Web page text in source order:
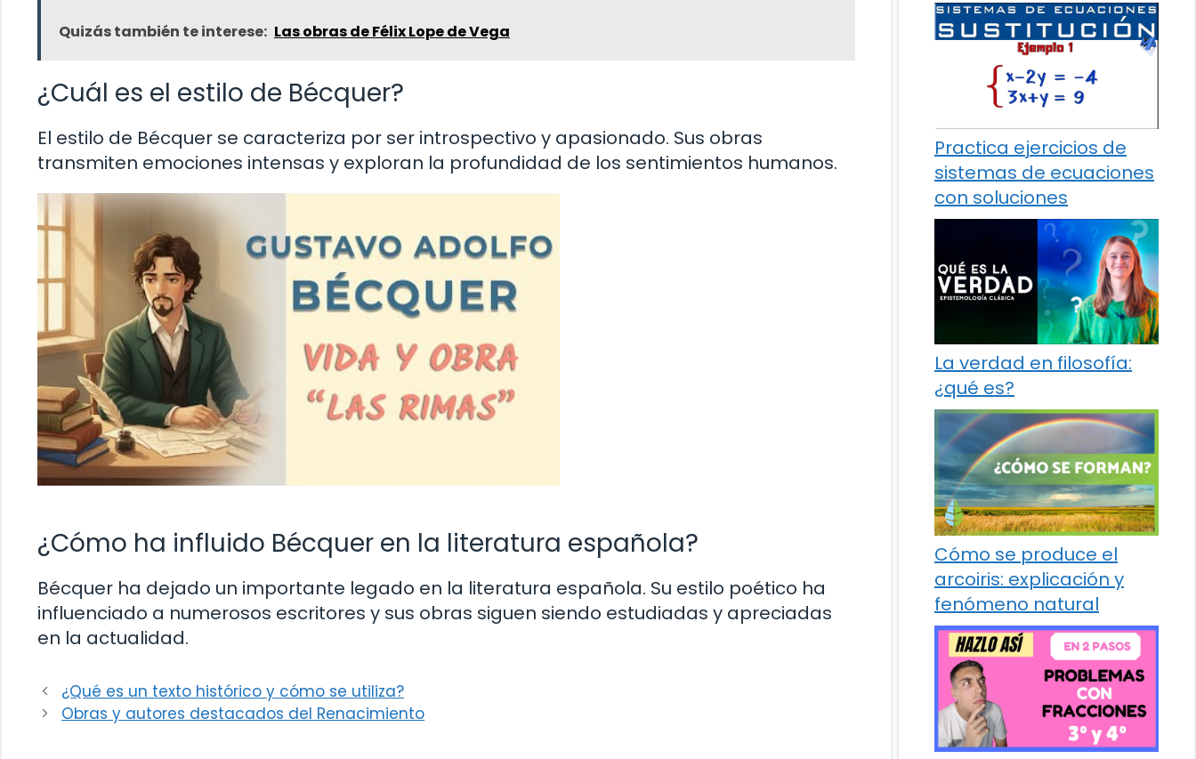
Quizás también te interese: Las obras de Félix Lope de Vega
¿Cuál es el estilo de Bécquer?
El estilo de Bécquer se caracteriza por ser introspectivo y apasionado. Sus obras
transmiten emociones intensas y exploran la profundidad de los sentimientos humanos.
¿Cómo ha influido Bécquer en la literatura española?
Bécquer ha dejado un importante legado en la literatura española. Su estilo poético ha
influenciado a numerosos escritores y sus obras siguen siendo estudiadas y apreciadas
en la actualidad.
¿Qué es un texto histórico y cómo se utiliza?
Obras y autores destacados del Renacimiento
Practica ejercicios de
sistemas de ecuaciones
con soluciones
La verdad en filosofía:
¿qué es?
Cómo se produce el
arcoiris: explicación y
fenómeno natural